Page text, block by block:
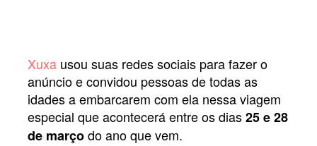
Xuxa usou suas redes sociais para fazer o
anúncio e convidou pessoas de todas as
idades a embarcarem com ela nessa viagem
especial que acontecerá entre os dias25 e 28
de marçodo ano que vem.